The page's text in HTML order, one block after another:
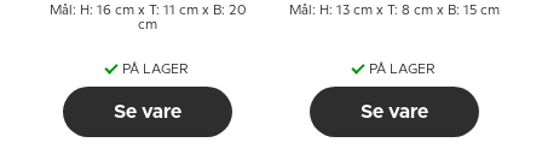
Mål: H: 16 cm x T: 11 cm x B: 20
cm
PÅ LAGER
Se vare
Mål: H: 13 cm x T: 8 cm x B: 15 cm
PÅ LAGER
Se vare